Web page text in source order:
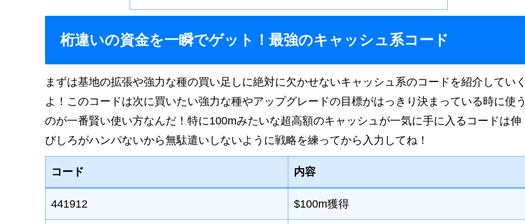
桁違いの資金を一瞬でゲット！最強のキャッシュ系コード
まずは基地の拡張や強力な種の買い足しに絶対に欠かせないキャッシュ系のコードを紹介していく
よ！このコードは次に買いたい強力な種やアップグレードの目標がはっきり決まっている時に使う
のが一番賢い使い方なんだ！特に100mみたいな超高額のキャッシュが一気に手に入るコードは伸
びしろがハンパないから無駄遣いしないように戦略を練ってから入力してね！
コード 内容
441912 $100m獲得